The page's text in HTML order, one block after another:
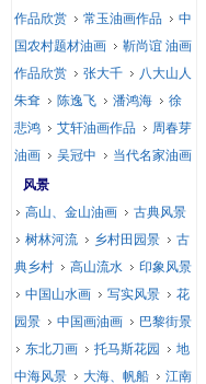
作品欣赏
常玉油画作品
中
国农村题材油画
靳尚谊 油画
作品欣赏
张大千
八大山人
朱耷
陈逸飞 潘鸿海
徐
悲鸿
艾轩油画作品
周春芽
油画
吴冠中
当代名家油画
风景
高山、金山油画
古典风景
树林河流
乡村田园景
古
典乡村
高山流水
印象风景
中国山水画
写实风景
花
园景
中国画油画
巴黎街景
东北刀画
托马斯花园
地
中海风景
大海、帆船
江南